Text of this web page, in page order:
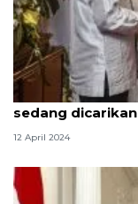
Ari Dwipayana:
sedang
12 April 2024